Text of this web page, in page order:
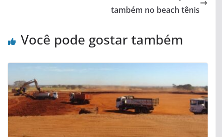
também no beach tênis
Você pode gostar também